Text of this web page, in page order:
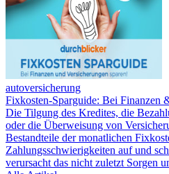
autoversicherung
Fixkosten-Sparguide: Bei Finanzen
Die Tilgung des Kredites, die
oder die Überweisung von
Bestandteile der monatlichen
Zahlungsschwierigkeiten auf und
verursacht das nicht zuletzt Sorgen